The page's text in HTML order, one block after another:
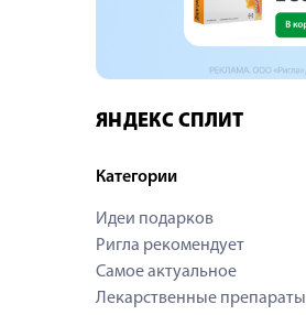
ЯНДЕКС СПЛИТ
Категории
Идеи подарков
Ригла рекомендует
Самое актуальное
Лекарственные препараты